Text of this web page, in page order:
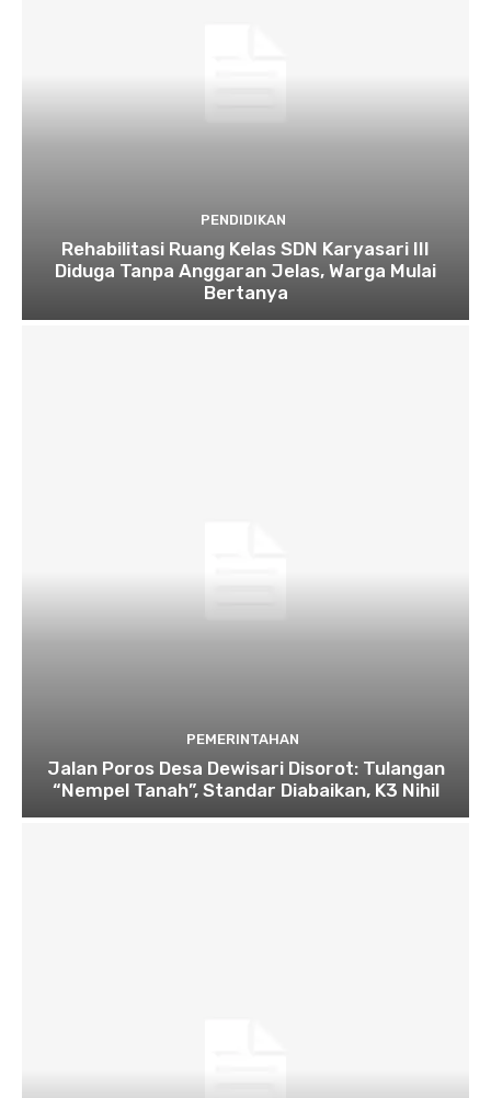
PENDIDIKAN
Rehabilitasi Ruang Kelas SDN Karyasari III
Diduga Tanpa Anggaran Jelas, Warga Mulai
Bertanya
PEMERINTAHAN
Jalan Poros Desa Dewisari Disorot: Tulangan
“Nempel Tanah”, Standar Diabaikan, K3 Nihil